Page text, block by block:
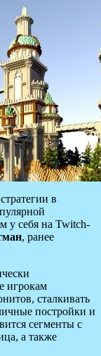
в
у себя на Twitch-
, ранее
игрокам
сталкивать
постройки и
сегменты с
а также